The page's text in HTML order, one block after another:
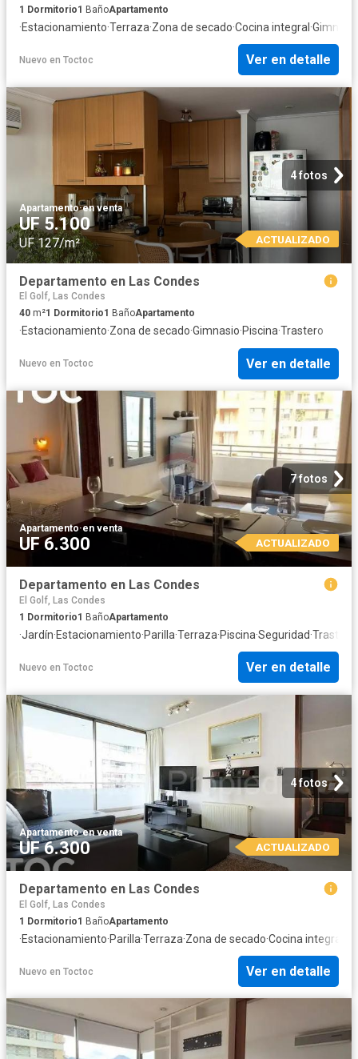
1 Dormitorio1 BañoApartamento
·Estacionamiento·Terraza·Zona de secado·Cocina integral ·
Nuevo en Toctoc Ver en detalle
4 fotos
Apartamento·en venta
UF 5.100
UF 127/m² ACTUALIZADO
Departamento en Las Condes
El Golf, Las Condes
40 m²1 Dormitorio1 BañoApartamento
·Estacionamiento·Zona de secado·Gimnasio·Piscina·Trastero
Nuevo en Toctoc Ver en detalle
7 fotos
Apartamento·en venta
UF 6.300 ACTUALIZADO
Departamento en Las Condes
El Golf, Las Condes
1 Dormitorio1 BañoApartamento
·Jardín·Estacionamiento·Parilla·Terraza·Piscina·Seguridad·Trastero
Nuevo en Toctoc Ver en detalle
4 fotos
Apartamento·en venta
UF 6.300 ACTUALIZADO
Departamento en Las Condes
El Golf, Las Condes
1 Dormitorio1 BañoApartamento
·Estacionamiento·Parilla·Terraza·Zona de secado·Cocina integral
Nuevo en Toctoc Ver en detalle